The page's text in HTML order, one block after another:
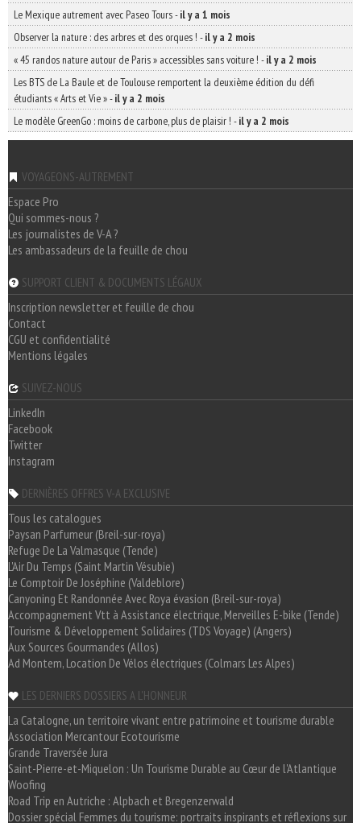
Le Mexique autrement avec Paseo Tours-il y a 1 mois
Observer la nature : des arbres et des orques ! -il y a 2 mois
« 45 randos nature autour de Paris » accessibles sans voiture ! -il y a 2 mois
Les BTS de La Baule et de Toulouse remportent la deuxième édition du défi
étudiants « Arts et Vie »-il y a 2 mois
Le modèle GreenGo : moins de carbone, plus de plaisir ! -il y a 2 mois
VOYAGEONS-AUTREMENT
Espace Pro
Qui sommes-nous ?
Les journalistes de V-A ?
Les ambassadeurs de la feuille de chou
SUPPORT CLIENT & DOCUMENTS LÉGAUX
Inscription newsletter et feuille de chou
Contact
CGU et confidentialité
Mentions légales
SUIVEZ-NOUS
LinkedIn
Facebook
Twitter
Instagram
DERNIÈRES OFFRES V-A EXCLUSIVE
Tous les catalogues
Paysan Parfumeur (Breil-sur-roya)
Refuge De La Valmasque (Tende)
L'Air Du Temps (Saint Martin Vésubie)
Le Comptoir De Joséphine (Valdeblore)
Canyoning Et Randonnée Avec Roya évasion (Breil-sur-roya)
Accompagnement Vtt à Assistance électrique, Merveilles E-bike (Tende)
Tourisme & Développement Solidaires (TDS Voyage) (Angers)
Aux Sources Gourmandes (Allos)
Ad Montem, Location De Vélos électriques (Colmars Les Alpes)
LES DERNIERS DOSSIERS A L'HONNEUR
La Catalogne, un territoire vivant entre patrimoine et tourisme durable
Association Mercantour Ecotourisme
Grande Traversée Jura
Saint-Pierre-et-Miquelon : Un Tourisme Durable au Cœur de l'Atlantique
Woofing
Road Trip en Autriche : Alpbach et Bregenzerwald
Dossier spécial Femmes du tourisme: portraits inspirants et réflexions sur